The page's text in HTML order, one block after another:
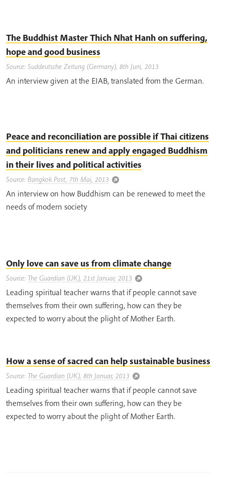
The Buddhist Master Thich Nhat Hanh on suffering,
hope and good business
Source: Suddeutsche Zeitung (Germany), 8th Juni, 2013
An interview given at the EIAB, translated from the German.
Peace and reconciliation are possible if Thai citizens
and politicians renew and apply engaged Buddhism
in their lives and political activities
Source: Bangkok Post, 7th Mai, 2013
An interview on how Buddhism can be renewed to meet the
needs of modern society
Only love can save us from climate change
Source: The Guardian (UK), 21st Januar, 2013
Leading spiritual teacher warns that if people cannot save
themselves from their own suffering, how can they be
expected to worry about the plight of Mother Earth.
How a sense of sacred can help sustainable business
Source: The Guardian (UK), 8th Januar, 2013
Leading spiritual teacher warns that if people cannot save
themselves from their own suffering, how can they be
expected to worry about the plight of Mother Earth.